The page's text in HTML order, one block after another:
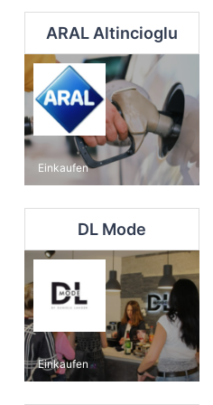
ARAL Altincioglu
Einkaufen
DL Mode
Einkaufen